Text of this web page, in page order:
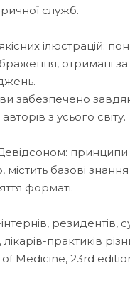
служб.
ілюстрацій:
отримані
забезпечено
з усього світу.
принципи
базові
форматі.
інтернів,
лікарів-практиків
Medicine, 23rd